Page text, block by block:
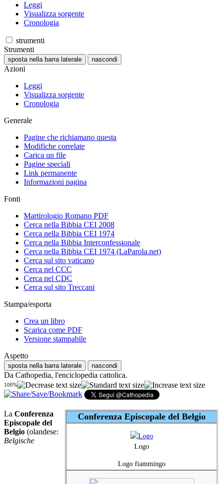
Leggi
Visualizza sorgente
Cronologia
strumenti
Strumenti
sposta nella barra laterale nascondi
Azioni
Leggi
Visualizza sorgente
Cronologia
Generale
Pagine che richiamano questa
Modifiche correlate
Carica un file
Pagine speciali
Link permanente
Informazioni pagina
Fonti
Martirologio Romano PDF
Cerca nella Bibbia CEI 2008
Cerca nella Bibbia CEI 1974
Cerca nella Bibbia Interconfessionale
Cerca nella Bibbia CEI 1974 (LaParola.net)
Cerca sul sito vaticano
Cerca nel CCC
Cerca nel CDC
Cerca sul sito Treccani
Stampa/esporta
Crea un libro
Scarica come PDF
Versione stampabile
Aspetto
sposta nella barra laterale nascondi
Da Cathopedia, l'enciclopedia cattolica.
100%
Conferenza Episcopale del Belgio
Logo
Logo fiammingo
La Conferenza
Episcopale del
Belgio (olandese:
Belgische